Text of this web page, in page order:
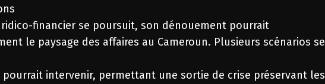
financier se poursuit, son dénouement pourrait
le paysage des affaires au Cameroun. Plusieurs scénarios se
pourrait intervenir, permettant une sortie de crise préservant les